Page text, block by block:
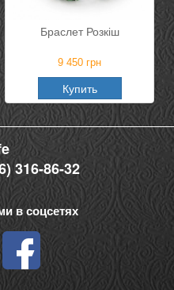
Браслет Розкіш
9 450 грн
Купить
316-86-32
в соцсетях